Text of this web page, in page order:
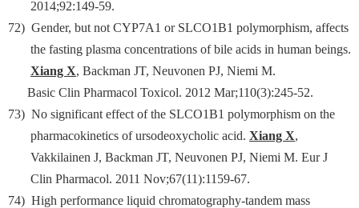
2014;92:149-59.
72) Gender, but not CYP7A1 or SLCO1B1 polymorphism, affects
the fasting plasma concentrations of bile acids in human beings.
Xiang X, Backman JT, Neuvonen PJ, Niemi M.
Basic Clin Pharmacol Toxicol. 2012 Mar;110(3):245-52.
73) No significant effect of the SLCO1B1 polymorphism on the
pharmacokinetics of ursodeoxycholic acid. Xiang X,
Vakkilainen J, Backman JT, Neuvonen PJ, Niemi M. Eur J
Clin Pharmacol. 2011 Nov;67(11):1159-67.
74) High performance liquid chromatography-tandem mass